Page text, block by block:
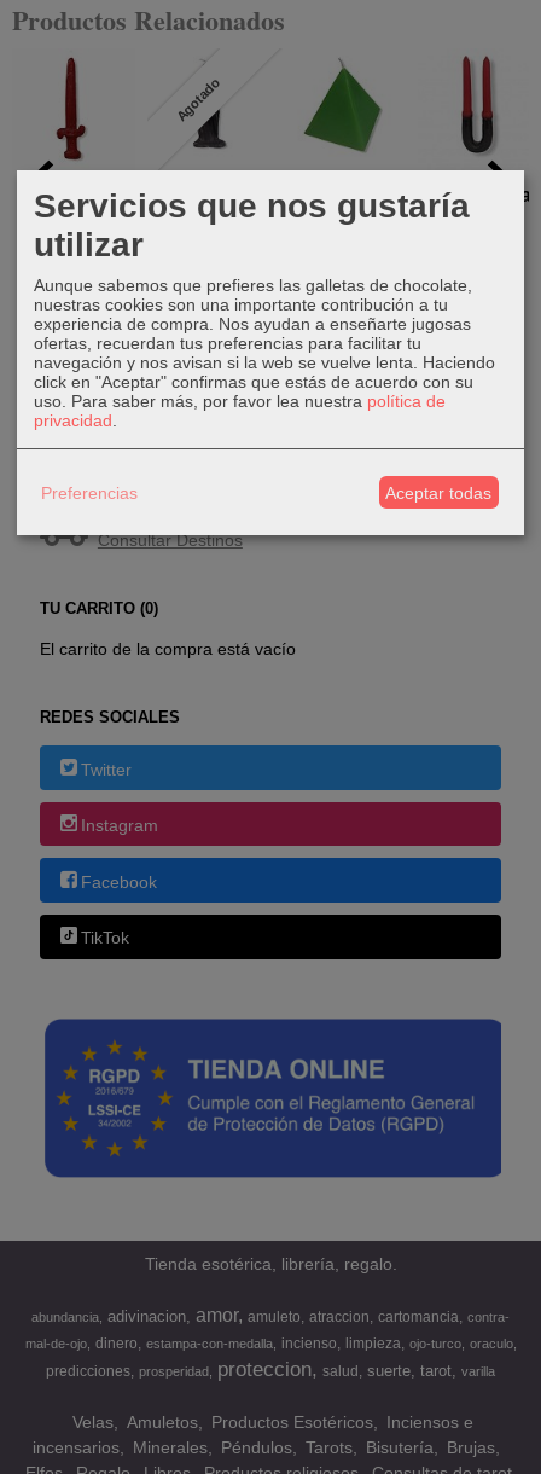
Consultar Destinos
TU CARRITO (0)
El carrito de la compra está vacío
REDES SOCIALES
Twitter
Instagram
Facebook
TikTok
Productos Relacionados
Vela espada
4,00 €
Agotado
Vela separa
amantes
Vela pirámide
verde
Vela Pomba-
Gira
Tienda esotérica, librería, regalo.
abundancia adivinacion amor amuleto atraccion cartomancia
contra-
mal-de-ojo
dinero estampa-con-medalla incienso limpieza ojo-turco oraculo
predicciones prosperidad proteccion salud suerte tarot varilla
Velas Amuletos Productos Esotéricos
Inciensos e
incensarios
Minerales Péndulos Tarots Bisutería
Brujas
Servicios que nos gustaría
utilizar
Aunque sabemos que prefieres las galletas de chocolate,
nuestras cookies son una importante contribución a tu
experiencia de compra. Nos ayudan a enseñarte jugosas
ofertas, recuerdan tus preferencias para facilitar tu
navegación y nos avisan si la web se vuelve lenta. Haciendo
click en "Aceptar" confirmas que estás de acuerdo con su
uso. Para saber más, por favor lea nuestra política de
privacidad
Preferencias Aceptar todas